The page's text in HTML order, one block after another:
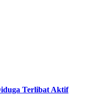
Terlibat Aktif